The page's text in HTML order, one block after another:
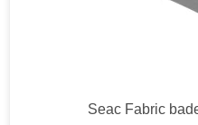
Seac Fabric